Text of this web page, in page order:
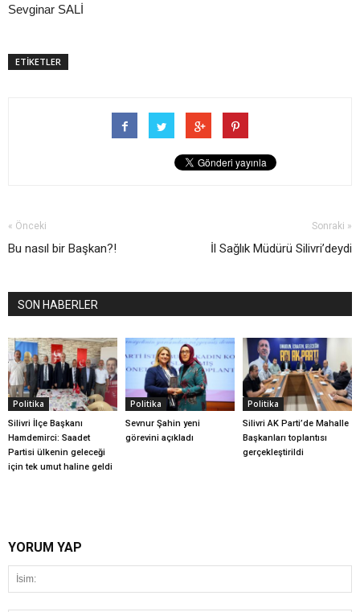
Sevginar SALİ
ETİKETLER
« Önceki
Bu nasıl bir Başkan?!
Sonraki »
İl Sağlık Müdürü Silivri’deydi
SON HABERLER
Politika
Silivri İlçe Başkanı
Hamdemirci: Saadet
Partisi ülkenin geleceği
için tek umut haline geldi
Politika
Sevnur Şahin yeni
görevini açıkladı
Politika
Silivri AK Parti’de Mahalle
Başkanları toplantısı
gerçekleştirildi
YORUM YAP